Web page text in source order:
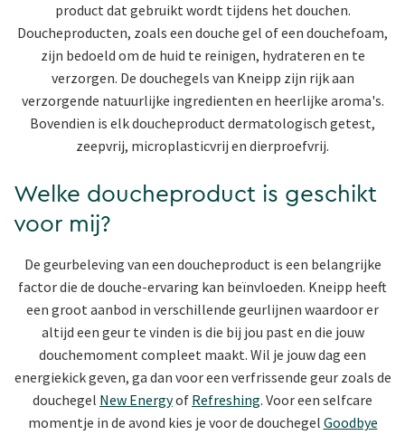
product dat gebruikt wordt tijdens het douchen.
Doucheproducten, zoals een douche gel of een douchefoam,
zijn bedoeld om de huid te reinigen, hydrateren en te
verzorgen. De douchegels van Kneipp zijn rijk aan
verzorgende natuurlijke ingredienten en heerlijke aroma's.
Bovendien is elk doucheproduct dermatologisch getest,
zeepvrij, microplasticvrij en dierproefvrij.
Welke doucheproduct is geschikt
voor mij?
De geurbeleving van een doucheproduct is een belangrijke
factor die de douche-ervaring kan beïnvloeden. Kneipp heeft
een groot aanbod in verschillende geurlijnen waardoor er
altijd een geur te vinden is die bij jou past en die jouw
douchemoment compleet maakt. Wil je jouw dag een
energiekick geven, ga dan voor een verfrissende geur zoals de
douchegel New Energyof Refreshing. Voor een selfcare
momentje in de avond kies je voor de douchegel Goodbye